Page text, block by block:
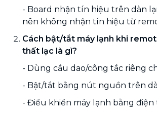
- Board nhận tín hiệu trên dàn
nên không nhận tín hiệu từ
Cách bật/tắt máy lạnh khi
thất lạc là gì?
- Dùng cầu dao/công tắc riêng
- Bật/tắt bằng nút nguồn trên
- Điều khiền máy lạnh bằng điện